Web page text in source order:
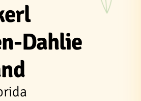
Dahlie